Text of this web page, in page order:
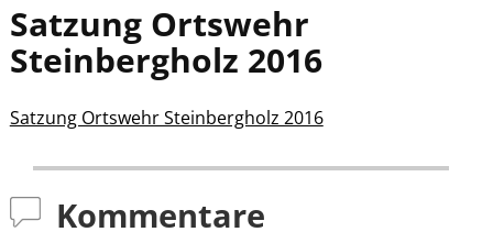
Satzung Ortswehr
Steinbergholz 2016
Satzung Ortswehr Steinbergholz 2016
Kommentare